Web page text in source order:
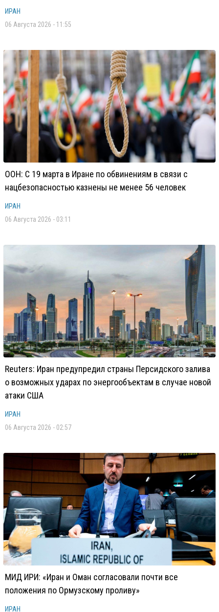
ИРАН
06 Августа 2026 - 11:55
ООН: С 19 марта в Иране по обвинениям в связи с
нацбезопасностью казнены не менее 56 человек
ИРАН
06 Августа 2026 - 03:11
Reuters: Иран предупредил страны Персидского залива
о возможных ударах по энергообъектам в случае новой
атаки США
ИРАН
06 Августа 2026 - 02:57
МИД ИРИ: «Иран и Оман согласовали почти все
положения по Ормузскому проливу»
ИРАН